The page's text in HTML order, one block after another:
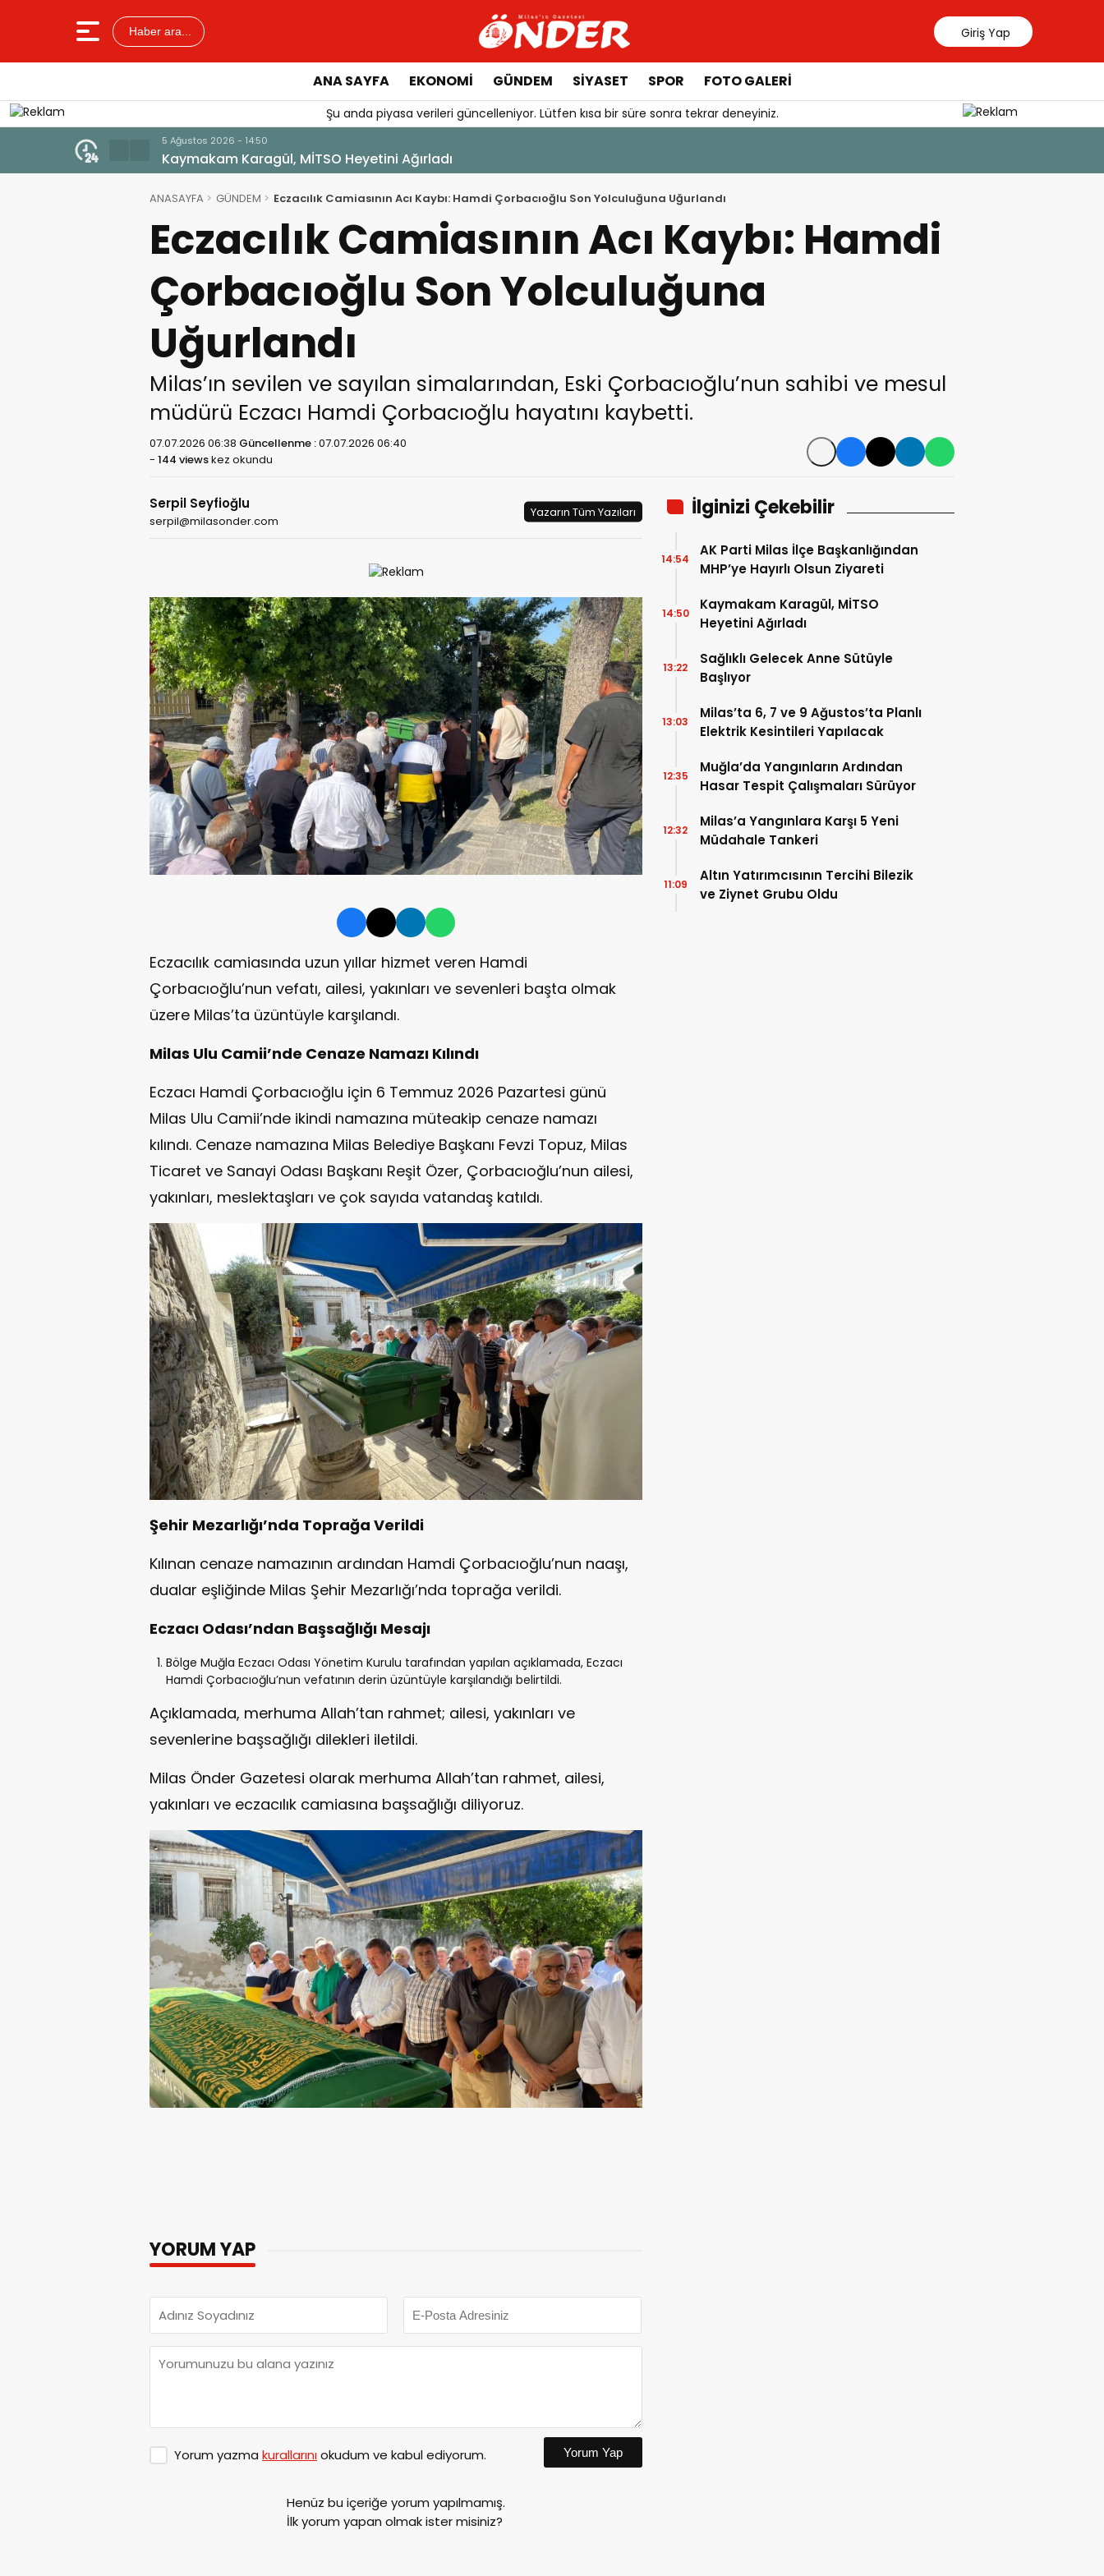
Haber ara... Giriş Yap
ANA SAYFA EKONOMİ GÜNDEM SİYASET SPOR FOTO GALERİ
Şu anda piyasa verileri güncelleniyor. Lütfen kısa bir süre sonra tekrar deneyiniz.
5 Ağustos 2026 - 14:50
Kaymakam Karagül, MİTSO Heyetini Ağırladı
ANASAYFA GÜNDEM Eczacılık Camiasının Acı Kaybı: Hamdi Çorbacıoğlu Son Yolculuğuna Uğurlandı
Eczacılık Camiasının Acı Kaybı: Hamdi
Çorbacıoğlu Son Yolculuğuna
Uğurlandı
Milas’ın sevilen ve sayılan simalarından, Eski Çorbacıoğlu’nun sahibi ve mesul
müdürü Eczacı Hamdi Çorbacıoğlu hayatını kaybetti.
07.07.2026 06:38 Güncellenme :07.07.2026 06:40
- 144 viewskez okundu
Serpil Seyfioğlu
serpil@milasonder.com
Yazarın Tüm Yazıları
Eczacılık camiasında uzun yıllar hizmet veren Hamdi
Çorbacıoğlu’nun vefatı, ailesi, yakınları ve sevenleri başta olmak
üzere Milas’ta üzüntüyle karşılandı.
Milas Ulu Camii’nde Cenaze Namazı Kılındı
Eczacı Hamdi Çorbacıoğlu için 6 Temmuz 2026 Pazartesi günü
Milas Ulu Camii’nde ikindi namazına müteakip cenaze namazı
kılındı. Cenaze namazına Milas Belediye Başkanı Fevzi Topuz, Milas
Ticaret ve Sanayi Odası Başkanı Reşit Özer, Çorbacıoğlu’nun ailesi,
yakınları, meslektaşları ve çok sayıda vatandaş katıldı.
Şehir Mezarlığı’nda Toprağa Verildi
Kılınan cenaze namazının ardından Hamdi Çorbacıoğlu’nun naaşı,
dualar eşliğinde Milas Şehir Mezarlığı’nda toprağa verildi.
Eczacı Odası’ndan Başsağlığı Mesajı
Bölge Muğla Eczacı Odası Yönetim Kurulu tarafından yapılan açıklamada, Eczacı
Hamdi Çorbacıoğlu’nun vefatının derin üzüntüyle karşılandığı belirtildi.
Açıklamada, merhuma Allah’tan rahmet; ailesi, yakınları ve
sevenlerine başsağlığı dilekleri iletildi.
Milas Önder Gazetesi olarak merhuma Allah’tan rahmet, ailesi,
yakınları ve eczacılık camiasına başsağlığı diliyoruz.
YORUM YAP
Yorum yazma kurallarınıokudum ve kabul ediyorum. Yorum Yap
Henüz bu içeriğe yorum yapılmamış.
İlk yorum yapan olmak ister misiniz?
İlginizi Çekebilir
AK Parti Milas İlçe Başkanlığından
MHP’ye Hayırlı Olsun Ziyareti
14:54
Kaymakam Karagül, MİTSO
Heyetini Ağırladı
14:50
Sağlıklı Gelecek Anne Sütüyle
Başlıyor
13:22
Milas’ta 6, 7 ve 9 Ağustos’ta Planlı
Elektrik Kesintileri Yapılacak
13:03
Muğla’da Yangınların Ardından
Hasar Tespit Çalışmaları Sürüyor
12:35
Milas’a Yangınlara Karşı 5 Yeni
Müdahale Tankeri
12:32
Altın Yatırımcısının Tercihi Bilezik
ve Ziynet Grubu Oldu
11:09